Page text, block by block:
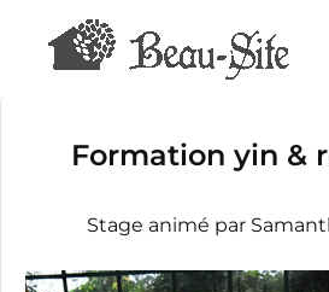
contenu
Formation yin &
Stage animé par